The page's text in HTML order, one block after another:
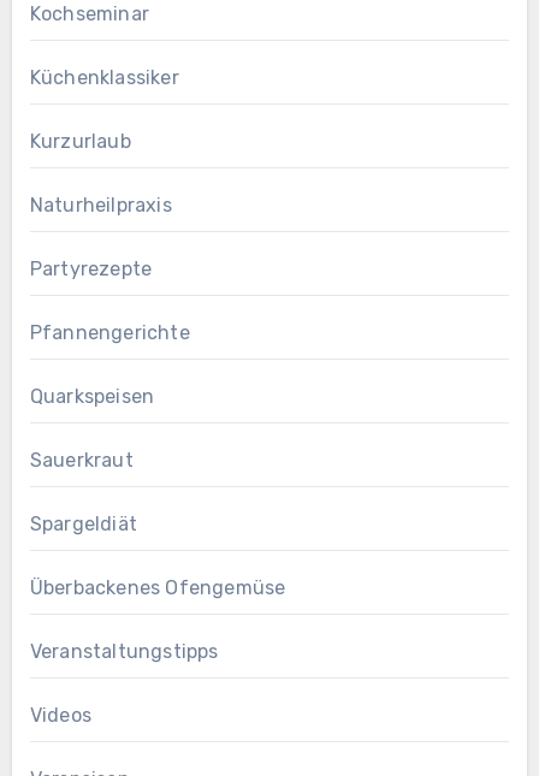
Kochseminar
Küchenklassiker
Kurzurlaub
Naturheilpraxis
Partyrezepte
Pfannengerichte
Quarkspeisen
Sauerkraut
Spargeldiät
Überbackenes Ofengemüse
Veranstaltungstipps
Videos